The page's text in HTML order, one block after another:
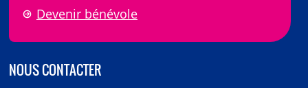
Devenir bénévole
NOUS CONTACTER